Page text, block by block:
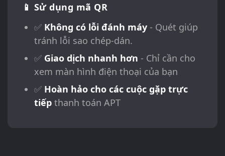
📱 Sử dụng mã QR
✅ Không có lỗi đánh máy- Quét giúp
tránh lỗi sao chép-dán.
✅ Giao dịch nhanh hơn - Chỉ cần cho
xem màn hình điện thoại của bạn
✅ Hoàn hảo cho các cuộc gặp trực
tiếpthanh toán APT